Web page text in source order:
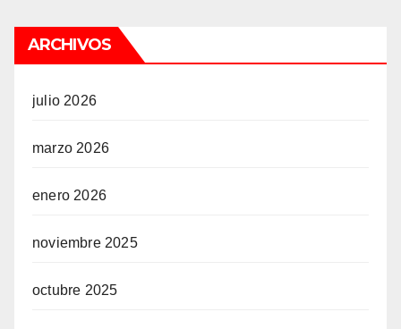
ARCHIVOS
julio 2026
marzo 2026
enero 2026
noviembre 2025
octubre 2025